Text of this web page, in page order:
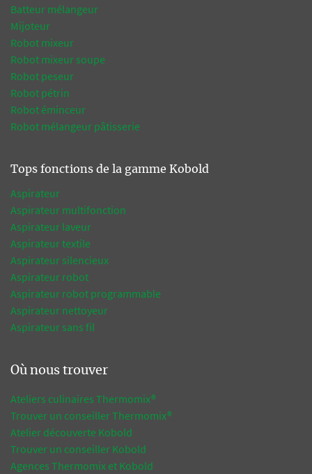
Batteur mélangeur
Mijoteur
Robot mixeur
Robot mixeur soupe
Robot peseur
Robot pétrin
Robot éminceur
Robot mélangeur pâtisserie
Tops fonctions de la gamme Kobold
Aspirateur
Aspirateur multifonction
Aspirateur laveur
Aspirateur textile
Aspirateur silencieux
Aspirateur robot
Aspirateur robot programmable
Aspirateur nettoyeur
Aspirateur sans fil
Où nous trouver
Ateliers culinaires Thermomix®
Trouver un conseiller Thermomix®
Atelier découverte Kobold
Trouver un conseiller Kobold
Agences Thermomix et Kobold